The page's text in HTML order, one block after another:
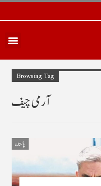
Browsing Tag
آرمی چیف
پاکستان